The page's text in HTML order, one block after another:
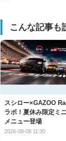
こんな記事も
スシロー×GAZOO
ラボ！夏休み限定ミ
メニュー登場
2026-08-08 11:30